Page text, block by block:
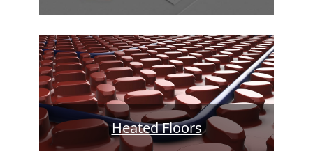
Heated Floors